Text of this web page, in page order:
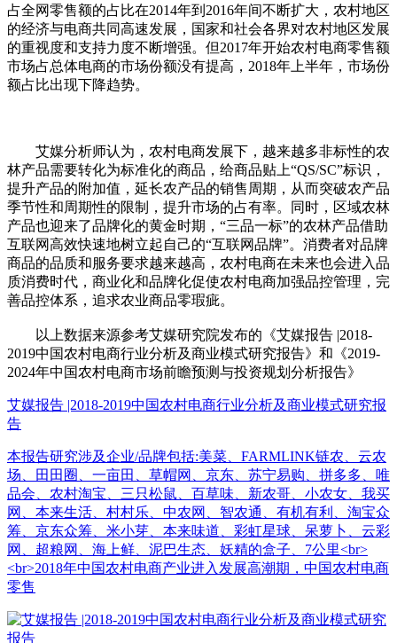
占全网零售额的占比在2014年到2016年间不断扩大，农村地区
的经济与电商共同高速发展，国家和社会各界对农村地区发展
的重视度和支持力度不断增强。但2017年开始农村电商零售额
市场占总体电商的市场份额没有提高，2018年上半年，市场份
额占比出现下降趋势。
艾媒分析师认为，农村电商发展下，越来越多非标性的农
林产品需要转化为标准化的商品，给商品贴上“QS/SC”标识，
提升产品的附加值，延长农产品的销售周期，从而突破农产品
季节性和周期性的限制，提升市场的占有率。同时，区域农林
产品也迎来了品牌化的黄金时期，“三品一标”的农林产品借助
互联网高效快速地树立起自己的“互联网品牌”。消费者对品牌
商品的品质和服务要求越来越高，农村电商在未来也会进入品
质消费时代，商业化和品牌化促使农村电商加强品控管理，完
善品控体系，追求农业商品零瑕疵。
以上数据来源参考艾媒研究院发布的《艾媒报告 |2018-
2019中国农村电商行业分析及商业模式研究报告》和《2019-
2024年中国农村电商市场前瞻预测与投资规划分析报告》
艾媒报告 |2018-2019中国农村电商行业分析及商业模式研究报
告
本报告研究涉及企业/品牌包括:美菜、FARMLINK链农、云农
场、田田圈、一亩田、草帽网、京东、苏宁易购、拼多多、唯
品会、农村淘宝、三只松鼠、百草味、新农哥、小农女、我买
网、本来生活、村村乐、中农网、智农通、有机有利、淘宝众
筹、京东众筹、米小芽、本来味道、彩虹星球、呆萝卜、云彩
网、超粮网、海上鲜、泥巴生态、妖精的盒子、7公里<br>
<br>2018年中国农村电商产业进入发展高潮期，中国农村电商
零售